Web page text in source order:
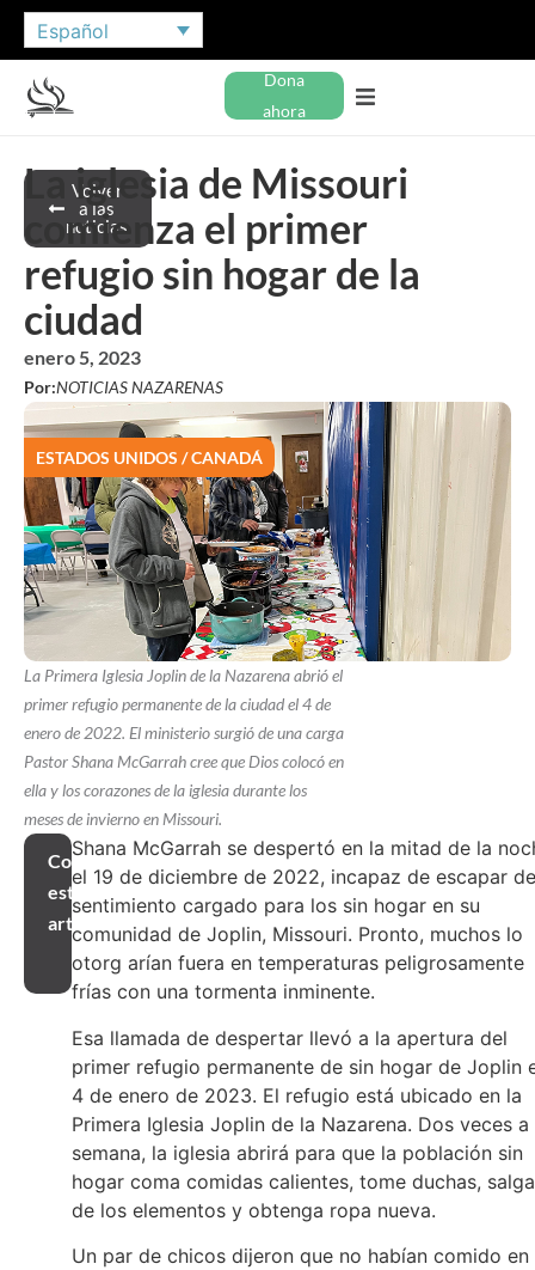
Español
Dona
ahora
Volver
a las
noticias
La iglesia de Missouri
comienza el primer
refugio sin hogar de la
ciudad
enero 5, 2023
Por:NOTICIAS NAZARENAS
ESTADOS UNIDOS / CANADÁ
La Primera Iglesia Joplin de la Nazarena abrió el
primer refugio permanente de la ciudad el 4 de
enero de 2022. El ministerio surgió de una carga
Pastor Shana McGarrah cree que Dios colocó en
ella y los corazones de la iglesia durante los
meses de invierno en Missouri.
Compartir
este
artículo
Shana McGarrah se despertó en la mitad de la
el 19 de diciembre de 2022, incapaz de escapar
sentimiento cargado para los sin hogar en su
comunidad de Joplin, Missouri. Pronto, muchos lo
otorg arían fuera en temperaturas peligrosamente
frías con una tormenta inminente.
Esa llamada de despertar llevó a la apertura del
primer refugio permanente de sin hogar de Joplin
4 de enero de 2023. El refugio está ubicado en la
Primera Iglesia Joplin de la Nazarena. Dos veces a
semana, la iglesia abrirá para que la población sin
hogar coma comidas calientes, tome duchas, salga
de los elementos y obtenga ropa nueva.
Un par de chicos dijeron que no habían comido en